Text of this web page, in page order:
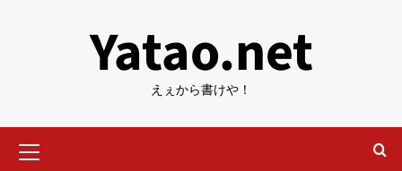
Yatao.net
えぇから書けや！
イ